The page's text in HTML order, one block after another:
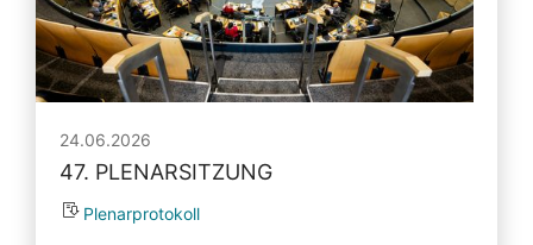
24.06.2026
47. PLENARSITZUNG
Plenarprotokoll